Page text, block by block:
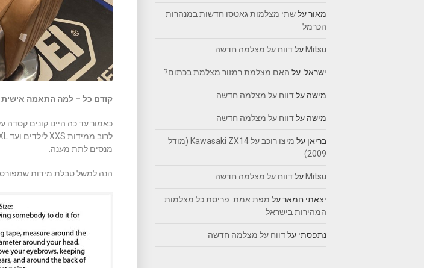
קודם כל – למה התאמה
כאמור עד כה היינו קונים
מנסים לתת מענה.
הנה למשל טבלת מידות
מאורעלשתי מצלמות גאטסו חדשות במנהרות
הכרמל
Mitsu עלדווח על מצלמה חדשה
ישראל. על האם מצלמת רמזור מצלמת בכתום?
מישה עלדווח על מצלמה חדשה
מישה עלדווח על מצלמה חדשה
בריאן על
מיצו רוכב על Kawasaki ZX14 (מודל
2009)
Mitsu עלדווח על מצלמה חדשה
יצאתי חמארעל מפת אמת: פריסת כל מצלמות
המהירות בישראל
נתפסתי עלדווח על מצלמה חדשה